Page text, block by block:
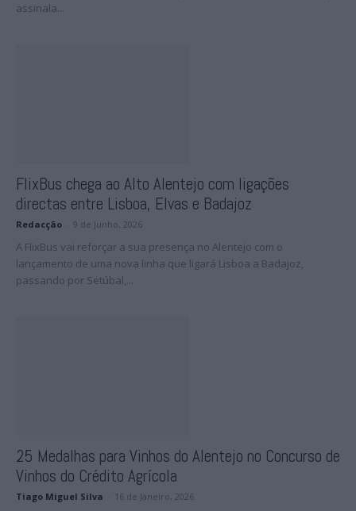
assinala...
FlixBus chega ao Alto Alentejo com ligações
directas entre Lisboa, Elvas e Badajoz
Redacção 9 de Junho, 2026
A FlixBus vai reforçar a sua presença no Alentejo com o
lançamento de uma nova linha que ligará Lisboa a Badajoz,
passando por Setúbal,...
25 Medalhas para Vinhos do Alentejo no Concurso de
Vinhos do Crédito Agrícola
Tiago Miguel Silva 16 de Janeiro, 2026